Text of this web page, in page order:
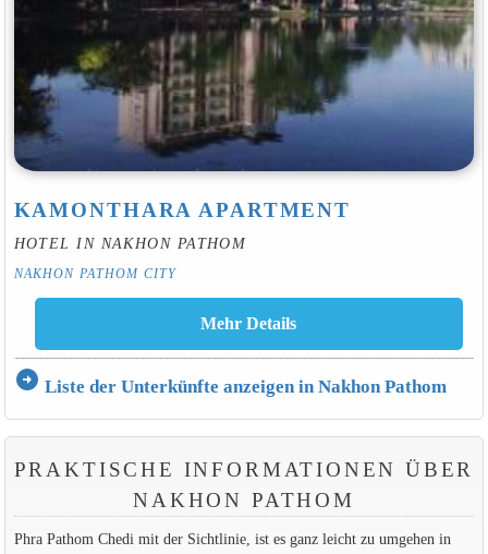
KAMONTHARA APARTMENT
HOTEL IN NAKHON PATHOM
NAKHON PATHOM CITY
arrow_circle_right Liste der Unterkünfte anzeigen in Nakhon Pathom
PRAKTISCHE INFORMATIONEN ÜBER
NAKHON PATHOM
Phra Pathom Chedi mit der Sichtlinie, ist es ganz leicht zu umgehen in